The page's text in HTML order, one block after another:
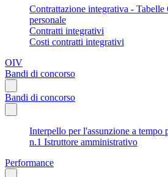
Contrattazione integrativa -
personale
Contratti integrativi
Costi contratti integrativi
OIV
Bandi di concorso
Bandi di concorso
Interpello per l'assunzione a tempo
n.1 Istruttore amministrativo
Performance